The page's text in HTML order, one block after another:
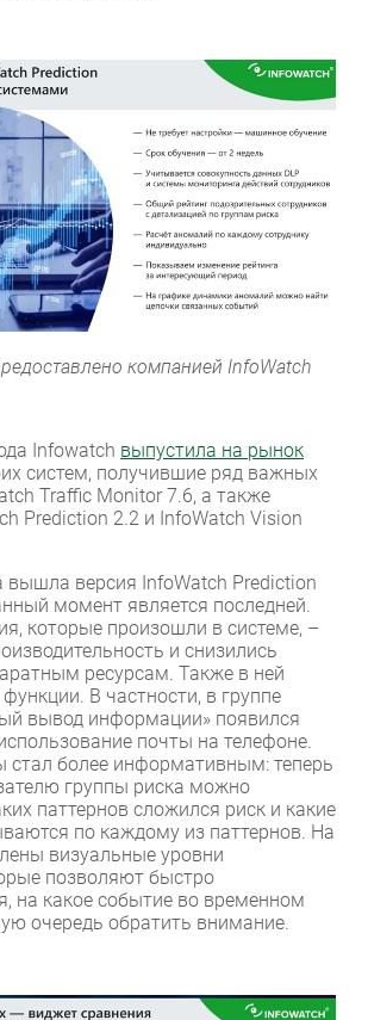
компанией InfoWatch
Infowatch выпустила на рынок
систем, получившие ряд важных
Traffic Monitor 7.6, а также
Prediction 2.2 и InfoWatch Vision
вышла версия InfoWatch Prediction
момент является последней.
которые произошли в системе, –
и снизились
ресурсам. Также в ней
В частности, в группе
вывод информации» появился
почты на телефоне.
более информативным: теперь
группы риска можно
паттернов сложился риск и какие
по каждому из паттернов. На
визуальные уровни
позволяют быстро
на какое событие во временном
очередь обратить внимание.